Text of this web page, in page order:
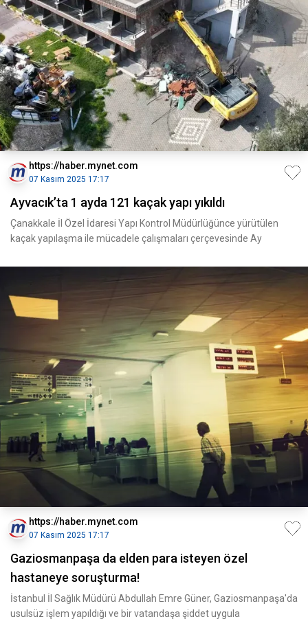
https://haber.mynet.com
07 Kasım 2025 17:17
Ayvacık’ta 1 ayda 121 kaçak yapı yıkıldı
Çanakkale İl Özel İdaresi Yapı Kontrol Müdürlüğünce yürütülen
kaçak yapılaşma ile mücadele çalışmaları çerçevesinde Ay
https://haber.mynet.com
07 Kasım 2025 17:17
Gaziosmanpaşa da elden para isteyen özel
hastaneye soruşturma!
İstanbul İl Sağlık Müdürü Abdullah Emre Güner, Gaziosmanpaşa'da
usulsüz işlem yapıldığı ve bir vatandaşa şiddet uygula